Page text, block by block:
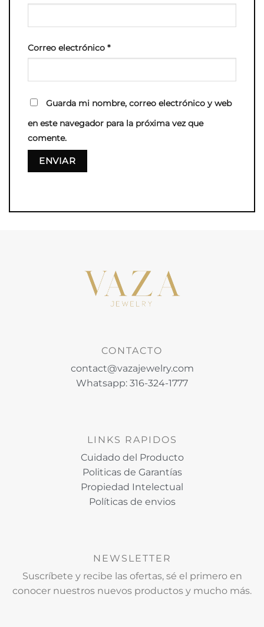
Correo electrónico *
Guarda mi nombre, correo electrónico y web
en este navegador para la próxima vez que
comente.
CONTACTO
contact@vazajewelry.com
Whatsapp: 316-324-1777
LINKS RAPIDOS
Cuidado del Producto
Politicas de Garantías
Propiedad Intelectual
Políticas de envios
NEWSLETTER
Suscríbete y recibe las ofertas, sé el primero en
conocer nuestros nuevos productos y mucho más.